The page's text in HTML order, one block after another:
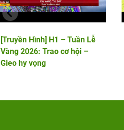
[Truyền Hình] H1 – Tuần Lễ
Vàng 2026: Trao cơ hội –
Gieo hy vọng